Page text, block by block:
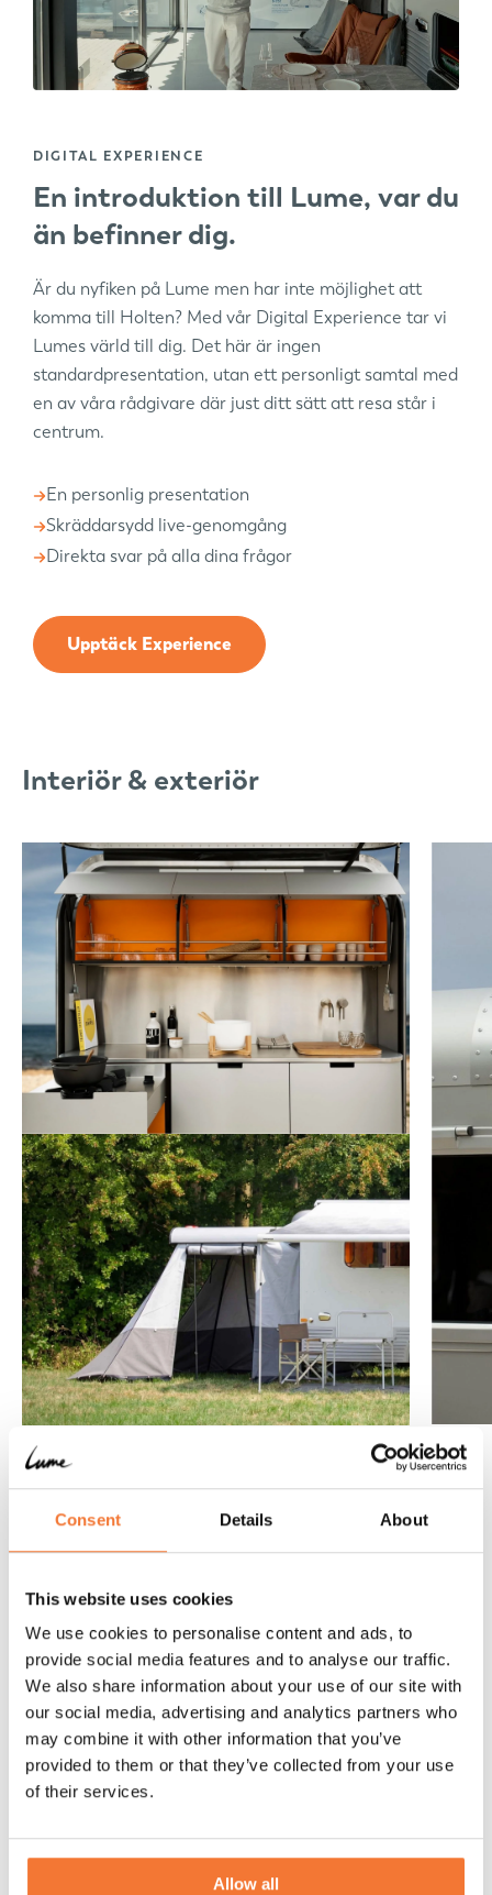
Consent Details About
This website uses cookies
We use cookies to personalise content and ads, to
provide social media features and to analyse our traffic.
We also share information about your use of our site with
our social media, advertising and analytics partners who
may combine it with other information that you’ve
provided to them or that they’ve collected from your use
of their services.
Allow all
DIGITAL EXPERIENCE
En introduktion till Lume, var du
än befinner dig.
Är du nyfiken på Lume men har inte möjlighet att
komma till Holten? Med vår Digital Experience tar vi
Lumes värld till dig. Det här är ingen
standardpresentation, utan ett personligt samtal med
en av våra rådgivare där just ditt sätt att resa står i
centrum.
En personlig presentation
Skräddarsydd live-genomgång
Direkta svar på alla dina frågor
Upptäck Experience
Interiör & exteriör